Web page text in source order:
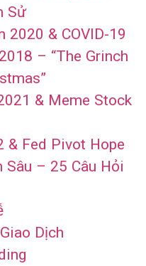
Sử
2020 & COVID-19
– “The Grinch
& Meme Stock
& Fed Pivot Hope
Sâu – 25 Câu Hỏi
Dịch